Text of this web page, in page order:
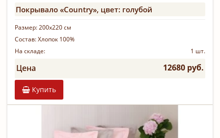
Покрывало «Country», цвет: голубой
Размер:200х220 см
Состав:Хлопок 100%
На складе:
1 шт.
Цена 12680 руб.
Купить